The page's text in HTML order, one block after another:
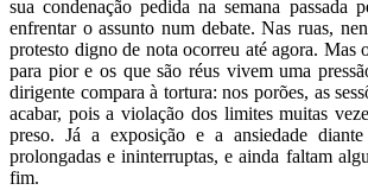
sua condenação pedida na semana passada
enfrentar o assunto num debate. Nas ruas,
protesto digno de nota ocorreu até agora. Mas
para pior e os que são réus vivem uma
dirigente compara à tortura: nos porões, as
acabar, pois a violação dos limites muitas
preso. Já a exposição e a ansiedade
prolongadas e ininterruptas, e ainda faltam
fim.